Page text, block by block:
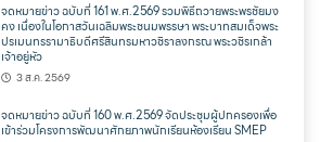
จดหมายข่าว ฉบับที่ 161 พ.ศ.2569 รวมพิธีถวายพระพรชัยมง
คง เนื่องในโอกาสวันเฉลิมพระชนมพรรษา พระบาทสมเด็จพระ
ปรเมนทรรามาธิบดีศรีสินทรมหาวชิราลงกรณ พระวชิรเกล้า
เจ้าอยู่หัว
3 ส.ค. 2569
จดหมายข่าว ฉบับที่ 160 พ.ศ.2569 จัดประชุมผู้ปกครองเพื่อ
เข้าร่วมโครงการพัฒนาศักยภาพนักเรียนห้องเรียน SMEP